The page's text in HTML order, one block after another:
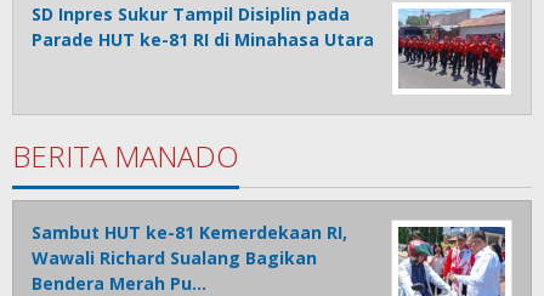
SD Inpres Sukur Tampil Disiplin pada
Parade HUT ke-81 RI di Minahasa Utara
BERITA MANADO
Sambut HUT ke-81 Kemerdekaan RI,
Wawali Richard Sualang Bagikan
Bendera Merah Pu…